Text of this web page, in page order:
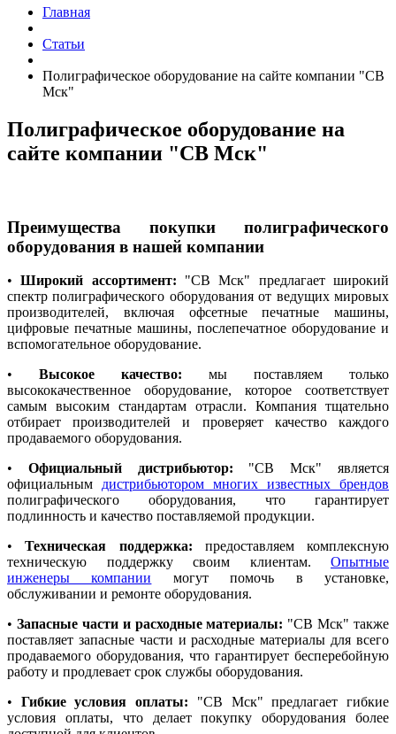
Главная
Статьи
Полиграфическое оборудование на сайте компании "СВ
Мск"
Полиграфическое оборудование на
сайте компании "СВ Мск"
Преимущества покупки полиграфического
оборудования в нашей компании
•Широкий ассортимент: "СВ Мск" предлагает широкий
спектр полиграфического оборудования от ведущих мировых
производителей, включая офсетные печатные машины,
цифровые печатные машины, послепечатное оборудование и
вспомогательное оборудование.
• Высокое качество: мы поставляем только
высококачественное оборудование, которое соответствует
самым высоким стандартам отрасли. Компания тщательно
отбирает производителей и проверяет качество каждого
продаваемого оборудования.
• Официальный дистрибьютор: "СВ Мск" является
официальным дистрибьютором многих известных брендов
полиграфического оборудования, что гарантирует
подлинность и качество поставляемой продукции.
•Техническая поддержка: предоставляем комплексную
техническую поддержку своим клиентам. Опытные
инженеры компании могут помочь в установке,
обслуживании и ремонте оборудования.
• Запасные части и расходные материалы: "СВ Мск" также
поставляет запасные части и расходные материалы для всего
продаваемого оборудования, что гарантирует бесперебойную
работу и продлевает срок службы оборудования.
• Гибкие условия оплаты: "СВ Мск" предлагает гибкие
условия оплаты, что делает покупку оборудования более